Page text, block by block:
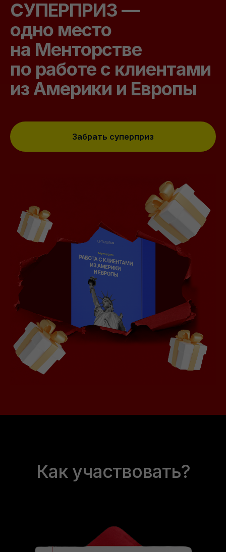
СУПЕРПРИЗ —
одно место
на Менторстве
по работе с клиентами
из Америки и Европы
Забрать суперприз
Как участвовать?
10:00 (мск).